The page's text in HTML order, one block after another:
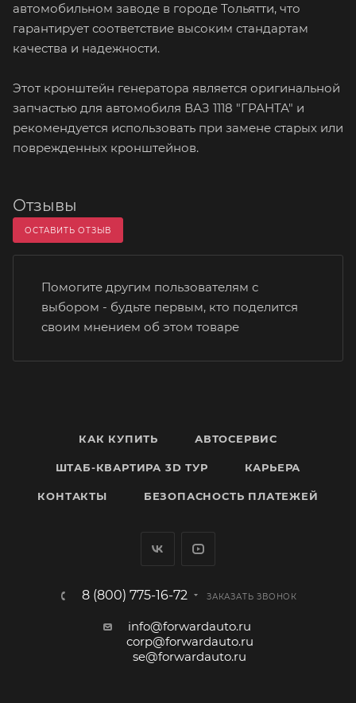
автомобильном заводе в городе Тольятти, что
гарантирует соответствие высоким стандартам
качества и надежности.
Этот кронштейн генератора является оригинальной
запчастью для автомобиля ВАЗ 1118 "ГРАНТА" и
рекомендуется использовать при замене старых или
поврежденных кронштейнов.
Отзывы
ОСТАВИТЬ ОТЗЫВ
Помогите другим пользователям с
выбором - будьте первым, кто поделится
своим мнением об этом товаре
КАК КУПИТЬ АВТОСЕРВИС
ШТАБ-КВАРТИРА 3D ТУР КАРЬЕРА
КОНТАКТЫ БЕЗОПАСНОСТЬ ПЛАТЕЖЕЙ
8 (800) 775-16-72 ЗАКАЗАТЬ ЗВОНОК
info@forwardauto.ru
corp@forwardauto.ru
se@forwardauto.ru